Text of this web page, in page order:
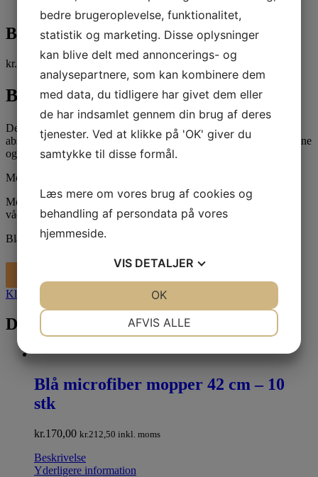
Blå microfiber mopper 62 cm – 1 stk
kr.
Blå microfiber mopper 62 cm | 1 stk
Denne microfiber moppe er med membran, der gør, at den kan
absorbere mere vand og snavs. Moppen har derfor optimal sugeevne
og kan derfor vaske flere m2 end andre mopper .
Moppen er ideel til fugt- og vådmopning.
Moppen er på 75 gr. og kan bære ca. 200 ml væske uden at blive
våd på bagsiden.
Blå microfiber mopper 62 cm - 1 stk antal
Klik her for råd, pris og leasing
Du kunne også være interesseret i…
Blå microfiber mopper 42 cm – 10
stk
kr.170,00 kr.212,50 inkl. moms
Beskrivelse
Yderligere information
bedre brugeroplevelse, funktionalitet,
statistik og marketing. Disse oplysninger
kan blive delt med annoncerings- og
analysepartnere, som kan kombinere dem
med data, du tidligere har givet dem eller
de har indsamlet gennem din brug af deres
tjenester. Ved at klikke på 'OK' giver du
samtykke til disse formål.
Læs mere om vores brug af cookies og
behandling af persondata på vores
hjemmeside.
VIS DETALJER
AFVIS ALLE
OK